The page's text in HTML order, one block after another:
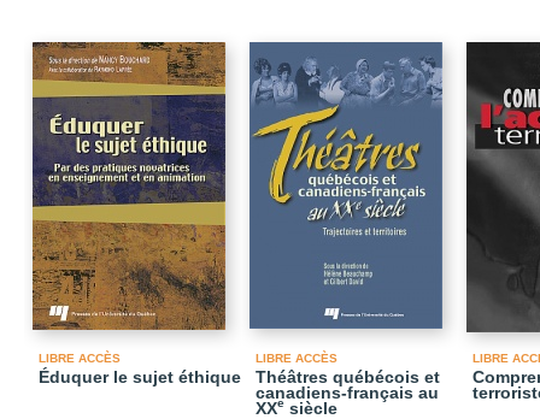
LIBRE ACCÈS
Éduquer le sujet éthique
LIBRE ACCÈS
Théâtres québécois et
canadiens-français au
XXe siècle
LIBRE